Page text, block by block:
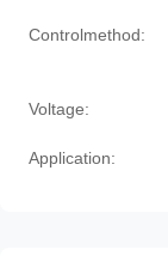
Controlmethod:
Voltage:
Application: